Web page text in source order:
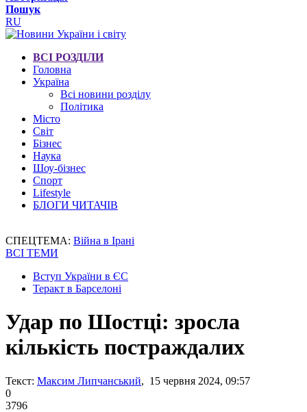
Пошук
RU
ВСІ РОЗДІЛИ
Головна
Україна
Всі новини розділу
Політика
Місто
Світ
Бізнес
Наука
Шоу-бізнес
Спорт
Lifestyle
БЛОГИ ЧИТАЧІВ
СПЕЦТЕМА: Війна в Ірані
ВСІ ТЕМИ
Вступ України в ЄС
Теракт в Барселоні
Удар по Шостці: зросла
кількість постраждалих
Текст: Максим Липчанський, 15 червня 2024, 09:57
0
3796